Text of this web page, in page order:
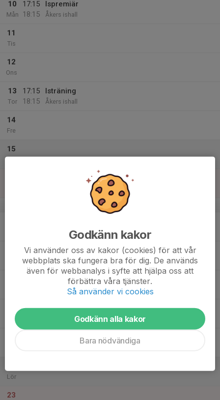
10
Mån
17:15
18:15
Ispremiär
Åkers ishall
11
Tis
12
Ons
13
Tor
17:15
18:15
Isträning
Åkers ishall
14
Fre
15
v.34
17:25
19:10
Is+ fysträning
Åkers ishall
Tor
17:00
Isträning och teori
Åkers ishall
Lör
23
Godkänn kakor
Vi använder oss av kakor (cookies) för att vår
webbplats ska fungera bra för dig. De används
även för webbanalys i syfte att hjälpa oss att
förbättra våra tjänster.
Så använder vi cookies
Godkänn alla kakor
Bara nödvändiga